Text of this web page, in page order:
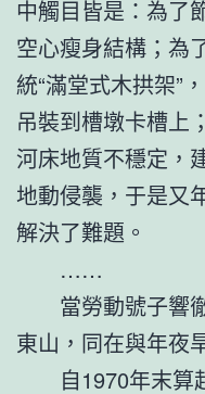
中觸目皆是：為了
空心瘦身結構；為
統“滿堂式木拱架”
吊裝到槽墩卡槽上
河床地質不穩定，
地動侵襲，于是又
解決了難題。
……
當勞動號子響徹
東山，同在與年夜
自1970年末算